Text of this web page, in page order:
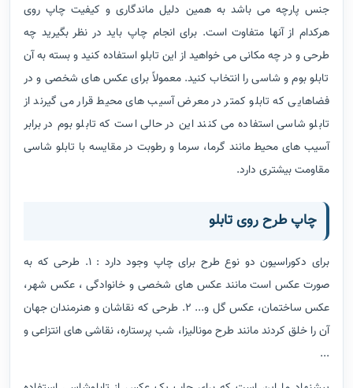
جنس پارچه می باشد به همین دلیل ماندگاری و کیفیت چاپ روی
هرکدام از آنها متفاوت است. برای انجام چاپ باید در نظر بگیرید چه
طرحی و در چه مکانی می خواهید از این تابلو استفاده کنید و بسته به آن
تابلو بوم و شاسی را انتخاب کنید. معمولاً برای عکس های شخصی و در
فضاهایی که تابلو کمتر در معرض آسیب های محیط قرار می گیرند از
تابلو شاسی استفاده می کنند این در حالی است که تابلو بوم در برابر
آسیب های محیط مانند گرما، سرما و رطوبت در مقایسه با تابلو شاسی
مقاومت بیشتری دارد.
چاپ طرح روی تابلو
برای دکوراسیون دو نوع طرح برای چاپ وجود دارد : 1. طرحی که به
صورت عکس است مانند عکس های شخصی و خانوادگی ، عکس شهر،
عکس ساختمان، عکس گل و... 2. طرحی که نقاشان و هنرمندان جهان
آن را خلق کردند مانند طرح مونالیزا، شب پرستاره، نقاشی های انتزاعی و
...